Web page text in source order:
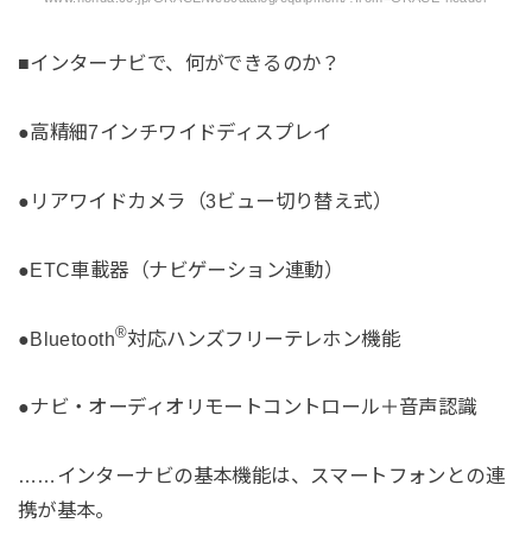
■インターナビで、何ができるのか？
●高精細7インチワイドディスプレイ
●リアワイドカメラ（3ビュー切り替え式）
●ETC車載器（ナビゲーション連動）
●Bluetooth®対応ハンズフリーテレホン機能
●ナビ・オーディオリモートコントロール＋音声認識
……インターナビの基本機能は、スマートフォンとの連
携が基本。